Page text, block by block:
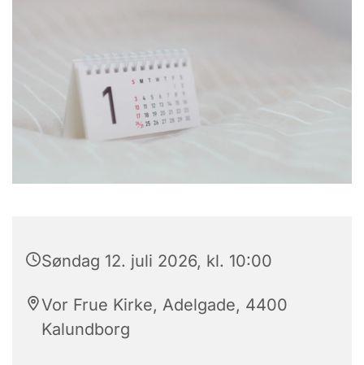
Søndag 12. juli 2026, kl. 10:00
Vor Frue Kirke, Adelgade, 4400
Kalundborg